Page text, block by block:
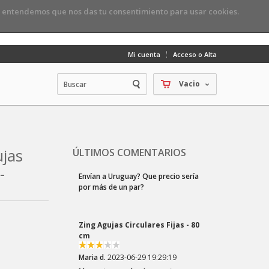
entendemos que nos das tu consentimiento para usar cookies.
Mi cuenta Acceso o Alta
Vacio
ÚLTIMOS COMENTARIOS
Zing Agujas Circulares Fijas - 80
cm
Me gustan mucho. Los puntos se
deslizan muy bien
Zing Dobles Puntas - 15 cm